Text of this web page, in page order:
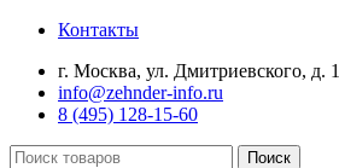
Контакты
г. Москва, ул. Дмитриевского, д.
info@zehnder-info.ru
8 (495) 128-15-60
Поиск